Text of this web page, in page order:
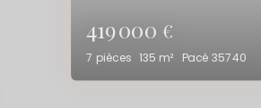
297 990€
6pièces 127.3 m² Pacé 35740